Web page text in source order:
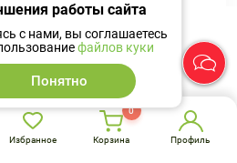
наличии
Аналоги
которых зависит от состояния
IV функционального класса по
или не
функции почек), терапия
на РААС, может сопровождаться
олигурией и/или
в редких случаях - острой
Избранное Корзина
0
Профиль
работы сайта
с нами, вы соглашаетесь
файлов куки
Понятно